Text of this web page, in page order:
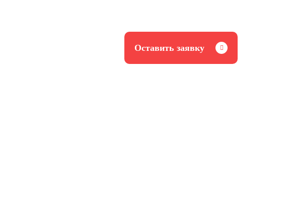
Оставить заявку